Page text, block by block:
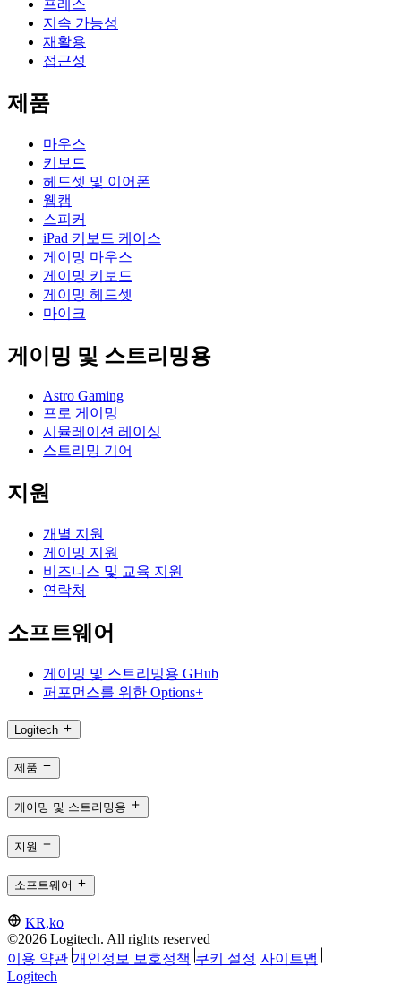
프레스
지속 가능성
재활용
접근성
제품
마우스
키보드
헤드셋 및 이어폰
웹캠
스피커
iPad 키보드 케이스
게이밍 마우스
게이밍 키보드
게이밍 헤드셋
마이크
게이밍 및 스트리밍용
Astro Gaming
프로 게이밍
시뮬레이션 레이싱
스트리밍 기어
지원
개별 지원
게이밍 지원
비즈니스 및 교육 지원
연락처
소프트웨어
게이밍 및 스트리밍용 GHub
퍼포먼스를 위한 Options+
Logitech
제품
게이밍 및 스트리밍용
지원
소프트웨어
KR,ko
©2026 Logitech. All rights reserved
이용 약관 개인정보 보호정책 쿠키 설정 사이트맵
Logitech